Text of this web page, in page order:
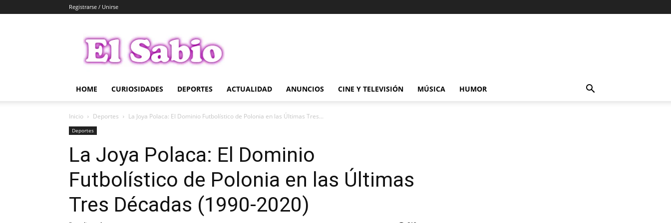
Registrarse / Unirse
Sabio
HOME CURIOSIDADES DEPORTES ACTUALIDAD ANUNCIOS CINE Y TELEVISIÓN MÚSICA HUMOR
Inicio Deportes La Joya Polaca: El Dominio Futbolístico de Polonia en las Últimas Tres...
Deportes
La Joya Polaca: El Dominio
Futbolístico de Polonia en las Últimas
Tres Décadas (1990-2020)